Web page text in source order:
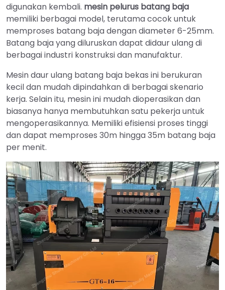
digunakan kembali. mesin pelurus batang baja
memiliki berbagai model, terutama cocok untuk
memproses batang baja dengan diameter 6-25mm.
Batang baja yang diluruskan dapat didaur ulang di
berbagai industri konstruksi dan manufaktur.
Mesin daur ulang batang baja bekas ini berukuran
kecil dan mudah dipindahkan di berbagai skenario
kerja. Selain itu, mesin ini mudah dioperasikan dan
biasanya hanya membutuhkan satu pekerja untuk
mengoperasikannya. Memiliki efisiensi proses tinggi
dan dapat memproses 30m hingga 35m batang baja
per menit.